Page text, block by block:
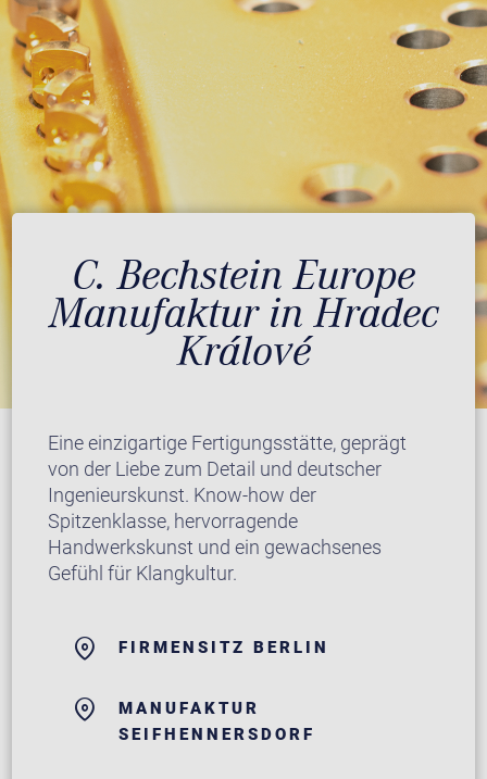
C. Bechstein Europe
Manufaktur in Hradec
Králové
Eine einzigartige Fertigungsstätte, geprägt
von der Liebe zum Detail und deutscher
Ingenieurskunst. Know-how der
Spitzenklasse, hervorragende
Handwerkskunst und ein gewachsenes
Gefühl für Klangkultur.
FIRMENSITZ BERLIN
MANUFAKTUR
SEIFHENNERSDORF